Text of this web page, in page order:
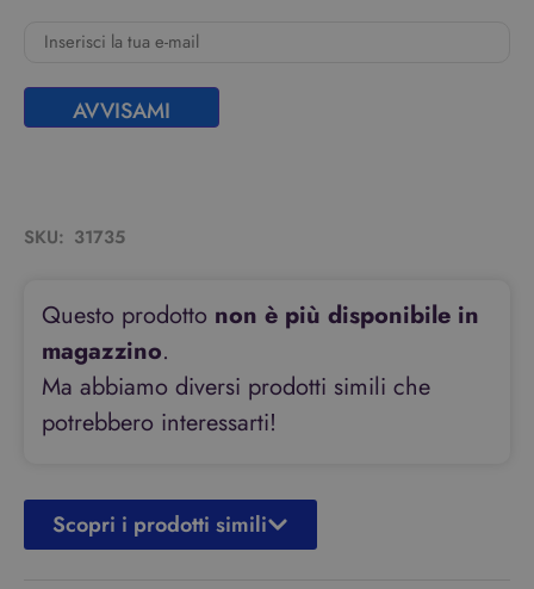
AVVISAMI
SKU: 31735
Questo prodotto non è più disponibile in
magazzino.
Ma abbiamo diversi prodotti simili che
potrebbero interessarti!
Scopri i prodotti simili